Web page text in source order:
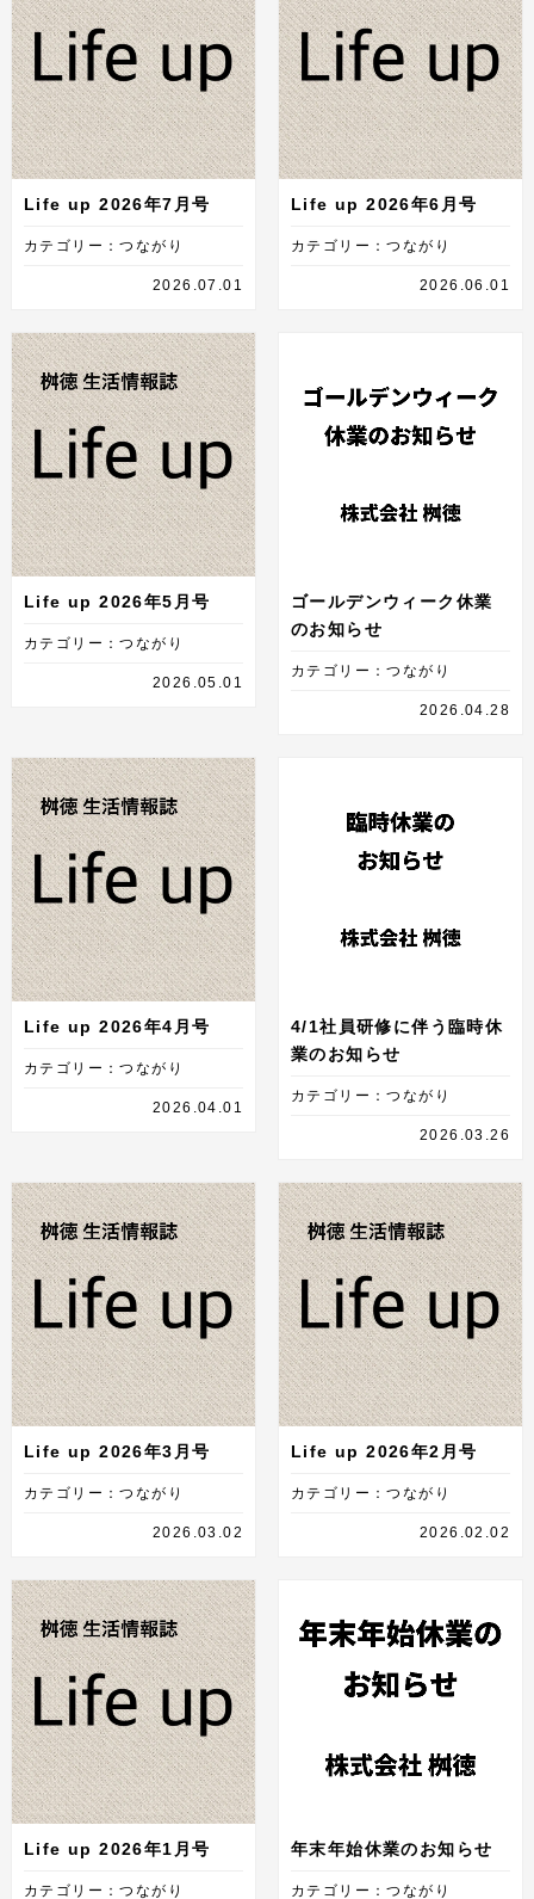
Life up 2026年7月号
カテゴリー：つながり
2026.07.01
Life up 2026年6月号
カテゴリー：つながり
2026.06.01
Life up 2026年5月号
カテゴリー：つながり
2026.05.01
ゴールデンウィーク休業
のお知らせ
カテゴリー：つながり
2026.04.28
Life up 2026年4月号
カテゴリー：つながり
2026.04.01
4/1社員研修に伴う臨時休
業のお知らせ
カテゴリー：つながり
2026.03.26
Life up 2026年3月号
カテゴリー：つながり
2026.03.02
Life up 2026年2月号
カテゴリー：つながり
2026.02.02
Life up 2026年1月号
カテゴリー：つながり
年末年始休業のお知らせ
カテゴリー：つながり